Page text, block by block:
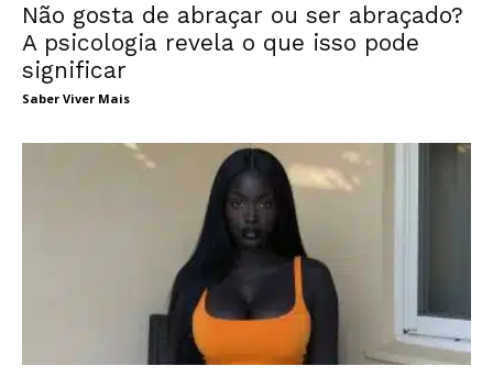
Não gosta de abraçar ou ser abraçado?
A psicologia revela o que isso pode
significar
Saber Viver Mais